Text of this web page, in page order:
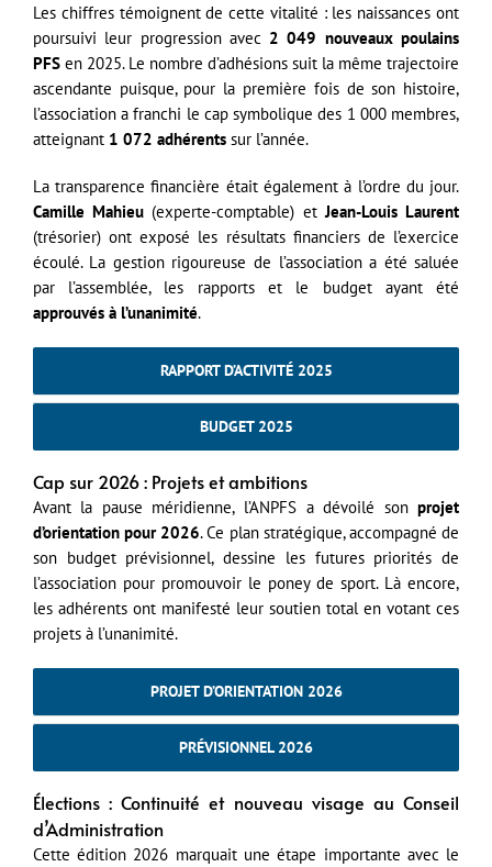
Les chiffres témoignent de cette vitalité : les naissances ont
poursuivi leur progression avec 2 049 nouveaux poulains
PFSen 2025. Le nombre d’adhésions suit la même trajectoire
ascendante puisque, pour la première fois de son histoire,
l’association a franchi le cap symbolique des 1 000 membres,
atteignant 1 072 adhérentssur l’année.
La transparence financière était également à l’ordre du jour.
Camille Mahieu (experte-comptable) etJean-Louis Laurent
(trésorier) ont exposé les résultats financiers de l’exercice
écoulé. La gestion rigoureuse de l’association a été saluée
par l’assemblée, les rapports et le budget ayant été
approuvés à l’unanimité.
RAPPORT D’ACTIVITÉ 2025
BUDGET 2025
Cap sur 2026 : Projets et ambitions
Avant la pause méridienne, l’ANPFS a dévoilé sonprojet
d’orientation pour 2026. Ce plan stratégique, accompagné de
son budget prévisionnel, dessine les futures priorités de
l’association pour promouvoir le poney de sport. Là encore,
les adhérents ont manifesté leur soutien total en votant ces
projets à l’unanimité.
PROJET D’ORIENTATION 2026
PRÉVISIONNEL 2026
Élections : Continuité et nouveau visage au Conseil
d’Administration
Cette édition 2026 marquait une étape importante avec le